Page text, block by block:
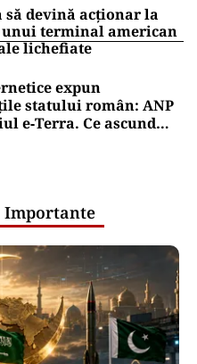
să devină acționar la
terminal american
lichefiate
expun
statului român: ANP
e‑Terra. Ce ascund